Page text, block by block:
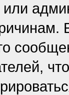
или